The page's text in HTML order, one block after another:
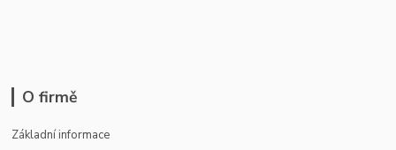
O firmě
Základní informace